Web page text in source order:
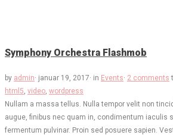
Symphony Orchestra Flashmob
by admin· januar 19, 2017· in Events· 2 comments
html5 video wordpress
Nullam a massa tellus. Nulla tempor velit non
augue, finibus nec quam in, condimentum iaculis
fermentum pulvinar. Proin sed posuere sapien.